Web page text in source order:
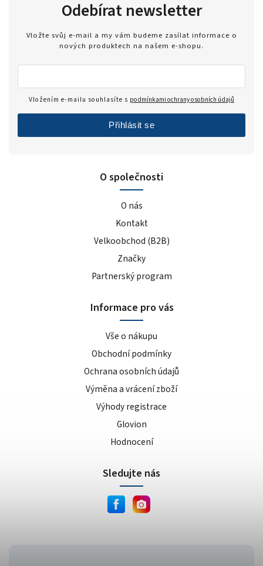
O společnosti
O nás
Kontakt
Velkoobchod (B2B)
Značky
Partnerský program
Informace pro vás
Vše o nákupu
Obchodní podmínky
Ochrana osobních údajů
Výměna a vrácení zboží
Výhody registrace
Glovion
Hodnocení
Odebírat newsletter
Vložte svůj e-mail a my vám budeme zasílat informace o
nových produktech na našem e-shopu.
Vložením e-mailu souhlasíte s podmínkami ochrany osobních údajů
Přihlásit se
Sledujte nás